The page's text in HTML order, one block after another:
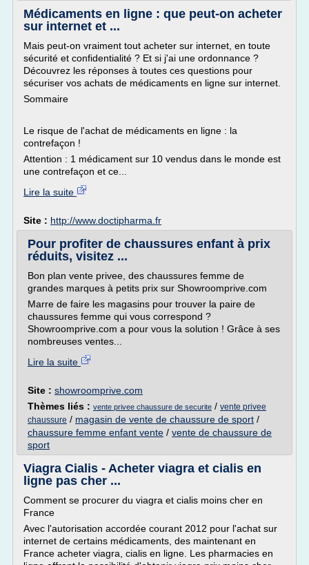
Médicaments en ligne : que peut-on acheter
sur internet et ...
Mais peut-on vraiment tout acheter sur internet, en toute
sécurité et confidentialité ? Et si j'ai une ordonnance ?
Découvrez les réponses à toutes ces questions pour
sécuriser vos achats de médicaments en ligne sur internet.
Sommaire
Le risque de l'achat de médicaments en ligne : la
contrefaçon !
Attention : 1 médicament sur 10 vendus dans le monde est
une contrefaçon et ce...
Lire la suite
Site : http://www.doctipharma.fr
Pour profiter de chaussures enfant à prix
réduits, visitez ...
Bon plan vente privee, des chaussures femme de
grandes marques à petits prix sur Showroomprive.com
Marre de faire les magasins pour trouver la paire de
chaussures femme qui vous correspond ?
Showroomprive.com a pour vous la solution ! Grâce à ses
nombreuses ventes...
Lire la suite
Site : showroomprive.com
Thèmes liés : vente privee chaussure de securite / vente privee
chaussure / magasin de vente de chaussure de sport /
chaussure femme enfant vente / vente de chaussure de
sport
Viagra Cialis - Acheter viagra et cialis en
ligne pas cher ...
Comment se procurer du viagra et cialis moins cher en
France
Avec l'autorisation accordée courant 2012 pour l'achat sur
internet de certains médicaments, des maintenant en
France acheter viagra, cialis en ligne. Les pharmacies en